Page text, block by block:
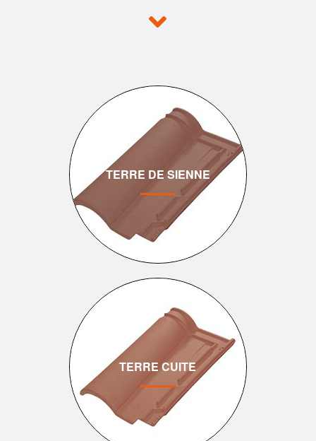
TERRE DE SIENNE
TERRE CUITE